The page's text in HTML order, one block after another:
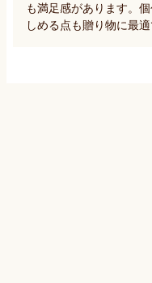
も満足感があります。
しめる点も贈り物に最適